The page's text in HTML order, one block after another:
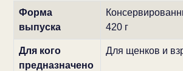
Форма
выпуска
420 г
Для кого
предназначено
Для щенков и